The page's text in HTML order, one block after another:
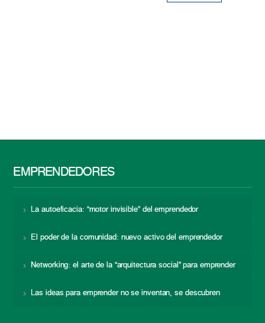
EMPRENDEDORES
La autoeficacia: “motor invisible” del emprendedor
El poder de la comunidad: nuevo activo del emprendedor
Networking: el arte de la “arquitectura social” para emprender
Las ideas para emprender no se inventan, se descubren